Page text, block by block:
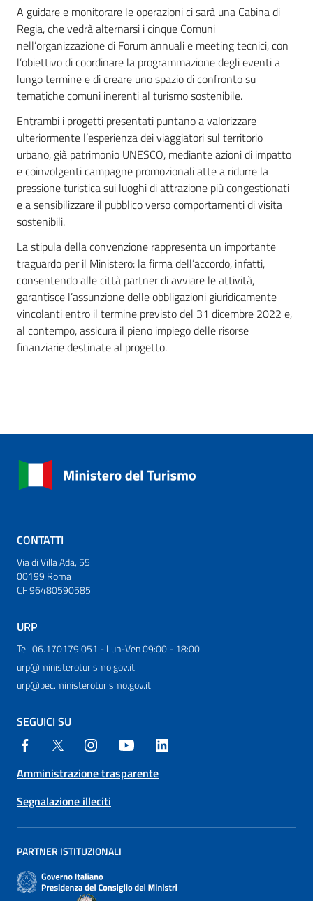
A guidare e monitorare le operazioni ci sarà una Cabina di
Regia, che vedrà alternarsi i cinque Comuni
nell’organizzazione di Forum annuali e meeting tecnici, con
l’obiettivo di coordinare la programmazione degli eventi a
lungo termine e di creare uno spazio di confronto su
tematiche comuni inerenti al turismo sostenibile.
Entrambi i progetti presentati puntano a valorizzare
ulteriormente l’esperienza dei viaggiatori sul territorio
urbano, già patrimonio UNESCO, mediante azioni di impatto
e coinvolgenti campagne promozionali atte a ridurre la
pressione turistica sui luoghi di attrazione più congestionati
e a sensibilizzare il pubblico verso comportamenti di visita
sostenibili.
La stipula della convenzione rappresenta un importante
traguardo per il Ministero: la firma dell’accordo, infatti,
consentendo alle città partner di avviare le attività,
garantisce l’assunzione delle obbligazioni giuridicamente
vincolanti entro il termine previsto del 31 dicembre 2022 e,
al contempo, assicura il pieno impiego delle risorse
finanziarie destinate al progetto.
CONTATTI
Via di Villa Ada, 55
00199 Roma
CF 96480590585
URP
Tel: 06.170179 051 - Lun-Ven 09:00 - 18:00
urp@ministeroturismo.gov.it
urp@pec.ministeroturismo.gov.it
SEGUICI SU
Amministrazione trasparente
Segnalazione illeciti
PARTNER ISTITUZIONALI